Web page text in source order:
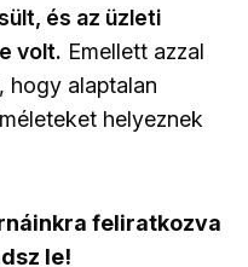
és az üzleti
volt. Emellett azzal
hogy alaptalan
helyeznek
feliratkozva
le!